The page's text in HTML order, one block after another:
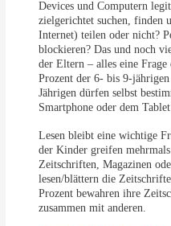
Devices und Computern
zielgerichtet suchen, finden
Internet) teilen oder nicht?
blockieren? Das und noch
der Eltern – alles eine
Prozent der 6- bis 9-
Jährigen dürfen selbst
Smartphone oder dem Tablet
Lesen bleibt eine wichtige
der Kinder greifen
Zeitschriften, Magazinen
lesen/blättern die
Prozent bewahren ihre
zusammen mit anderen.